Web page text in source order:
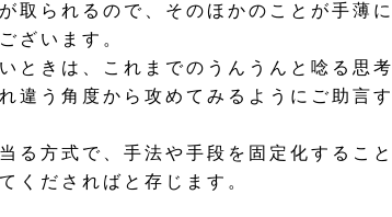
取られるので、そのほかのことが手薄に
ざいます。
ときは、これまでのうんうんと唸る思考
違う角度から攻めてみるようにご助言す
る方式で、手法や手段を固定化すること
くださればと存じます。